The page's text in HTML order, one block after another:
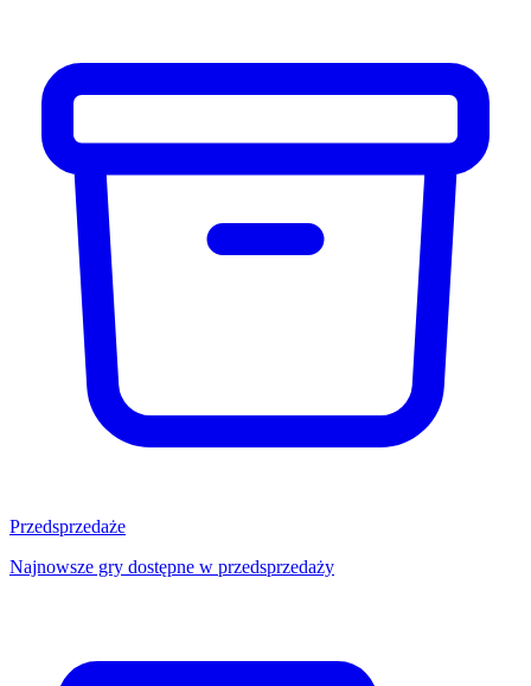
Przedsprzedaże
Najnowsze gry dostępne w przedsprzedaży